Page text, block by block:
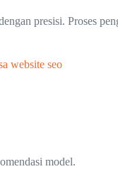
presisi. Proses
model.